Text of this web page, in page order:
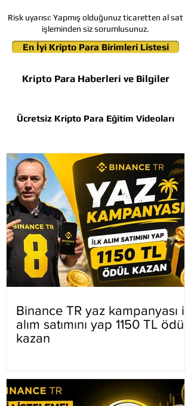
Ücretsiz Kripto Para Eğitim Videoları
Kripto Para Haberleri ve Bilgiler
En İyi Kripto Para Birimleri Listesi
Binance TR yaz kampanyası ilk
alım satımını yap 1150 TL ödül
kazan
Risk uyarısı: Yapmış olduğunuz ticaretten al sat
işleminden siz sorumlusunuz.